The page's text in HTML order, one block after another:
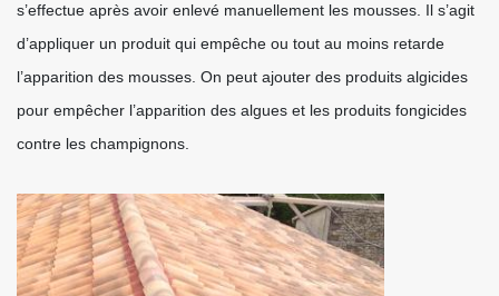
s’effectue après avoir enlevé manuellement les mousses. Il s’agit
d’appliquer un produit qui empêche ou tout au moins retarde
l’apparition des mousses. On peut ajouter des produits algicides
pour empêcher l’apparition des algues et les produits fongicides
contre les champignons.